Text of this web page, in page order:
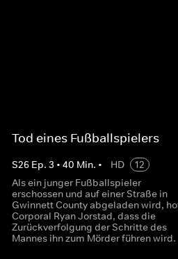
Tod eines Fußballspielers
S26 Ep. 3 • 40 Min. • HD
12
Als ein junger Fußballspieler
erschossen und auf einer Straße in
Gwinnett County abgeladen wird,
Corporal Ryan Jorstad, dass die
Zurückverfolgung der Schritte des
Mannes ihn zum Mörder führen wird.